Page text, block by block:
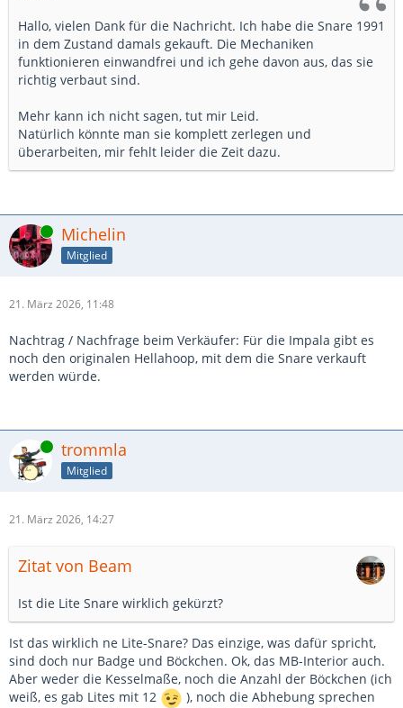
Hallo, vielen Dank für die Nachricht. Ich habe die Snare 1991
in dem Zustand damals gekauft. Die Mechaniken
funktionieren einwandfrei und ich gehe davon aus, das sie
richtig verbaut sind.
Mehr kann ich nicht sagen, tut mir Leid.
Natürlich könnte man sie komplett zerlegen und
überarbeiten, mir fehlt leider die Zeit dazu.
Online Michelin
Mitglied
21. März 2026, 11:48
Nachtrag / Nachfrage beim Verkäufer: Für die Impala gibt es
noch den originalen Hellahoop, mit dem die Snare verkauft
werden würde.
Online trommla
Mitglied
21. März 2026, 14:27
Zitat von Beam
Ist die Lite Snare wirklich gekürzt?
Ist das wirklich ne Lite-Snare? Das einzige, was dafür spricht,
sind doch nur Badge und Böckchen. Ok, das MB-Interior auch.
Aber weder die Kesselmaße, noch die Anzahl der Böckchen (ich
weiß, es gab Lites mit 12
), noch die Abhebung sprechen